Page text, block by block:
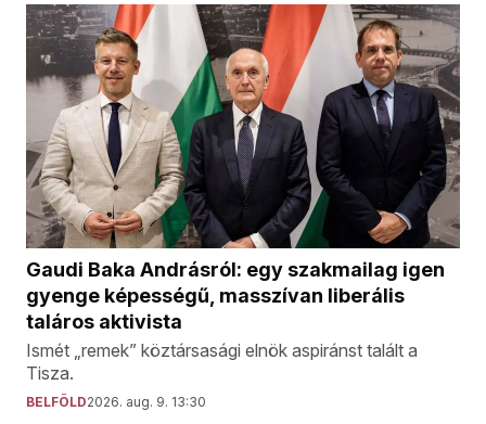
Gaudi Baka Andrásról: egy szakmailag igen
gyenge képességű, masszívan liberális
taláros aktivista
Ismét „remek” köztársasági elnök aspiránst talált a
Tisza.
BELFÖLD2026. aug. 9. 13:30